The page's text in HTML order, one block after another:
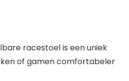
racestoel is een uniek
of gamen comfortabeler